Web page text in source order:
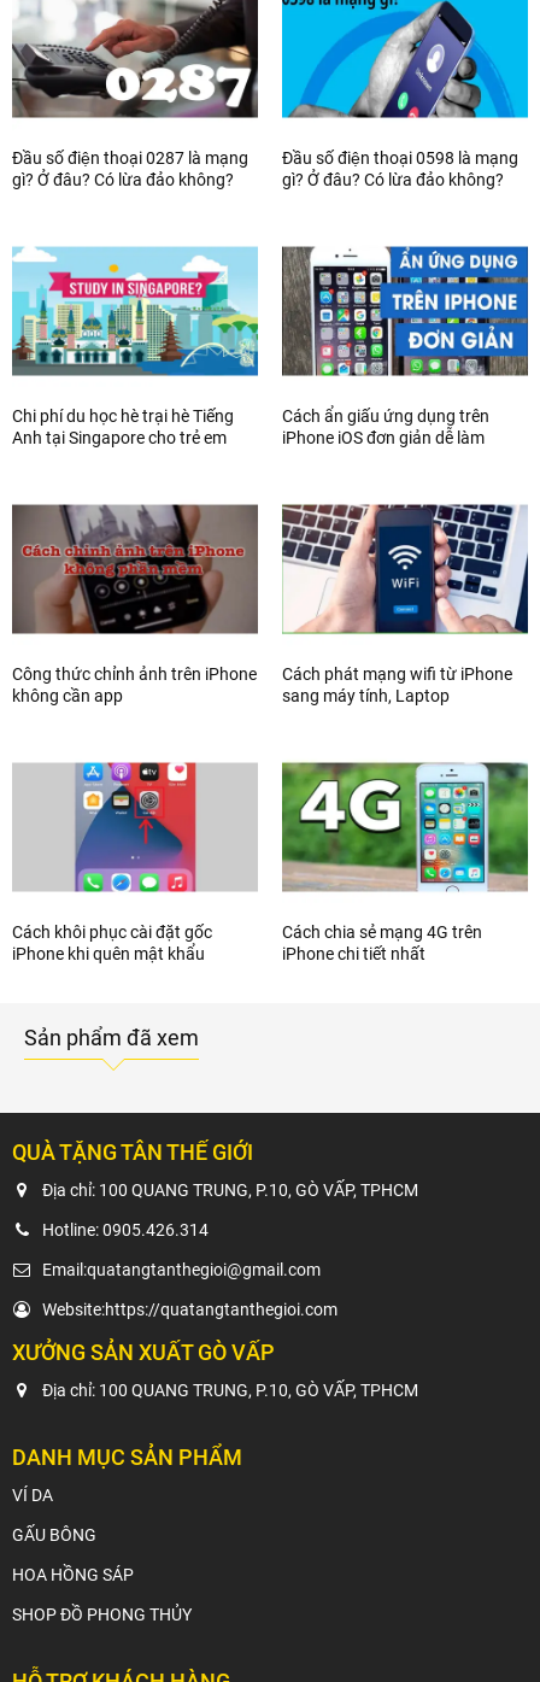
Đầu số điện thoại 0287 là mạng
gì? Ở đâu? Có lừa đảo không?
Đầu số điện thoại 0598 là mạng
gì? Ở đâu? Có lừa đảo không?
Chi phí du học hè trại hè Tiếng
Anh tại Singapore cho trẻ em
Cách ẩn giấu ứng dụng trên
iPhone iOS đơn giản dễ làm
Công thức chỉnh ảnh trên iPhone
không cần app
Cách phát mạng wifi từ iPhone
sang máy tính, Laptop
Cách khôi phục cài đặt gốc
iPhone khi quên mật khẩu
Cách chia sẻ mạng 4G trên
iPhone chi tiết nhất
Sản phẩm đã xem
QUÀ TẶNG TÂN THẾ GIỚI
Địa chỉ: 100 QUANG TRUNG, P.10, GÒ VẤP, TPHCM
Hotline:0905.426.314
Email:quatangtanthegioi@gmail.com
Website:https://quatangtanthegioi.com
XƯỞNG SẢN XUẤT GÒ VẤP
Địa chỉ: 100 QUANG TRUNG, P.10, GÒ VẤP, TPHCM
DANH MỤC SẢN PHẨM
VÍ DA
GẤU BÔNG
HOA HỒNG SÁP
SHOP ĐỒ PHONG THỦY